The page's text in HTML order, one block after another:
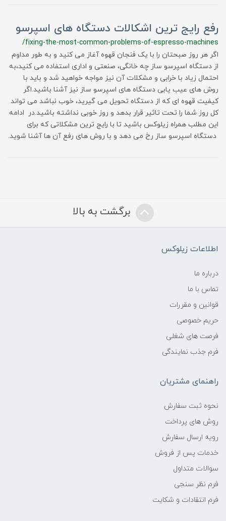
رفع رایج ترین اشکالات دستگاه های اسپرسو
/fixing-the-most-common-problems-of-espresso-machines
اگر هر روز صبحتان را با یک فنجان قهوه آغاز می کنید و به طور مداوم
از دستگاه اسپرسو ساز چه خانگی، صنعتی و اداری استفاده می کنید،به
احتمال زیاد با خرابی و مشکلات آن نیز مواجه خواهید شد و باید با
روش های عیب یابی دستگاه های اسپرسو ساز نیز آشنا باشید.اگر
کیفیت قهوه ای که از دستگاه تحویل می گیرید، خوب نباشد می تواند
کل روز شما را تحت تاثیر قرار بدهد و روز خوبی نداشته باشید.در ادامه
این مطلب همراه زیلوکس باشید تا با رایج ترین مشکلاتی که برای
دستگاه اسپرسو ساز رخ می دهد و با روش های رفع آن ها آشنا شوید.
برگشت به بالا
اطلاعات زیلوکس
درباره ما
تماس با ما
قوانین و مقررات
حریم خصوصی
فرصت های شغلی
فرم جذب نمایندگی
راهنمای مشتریان
نحوه ثبت سفارش
روش های پرداخت
رویه ارسال سفارش
خدمات پس از فروش
سوالات متداول
فرم نظر سنجی
فرم انتقادات و شکایت